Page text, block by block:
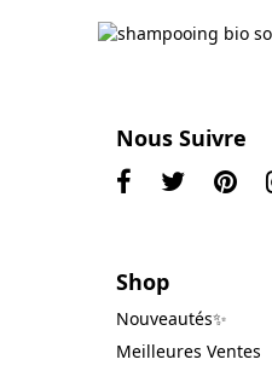
Nous Suivre
Shop
Nouveautés✨
Meilleures Ventes